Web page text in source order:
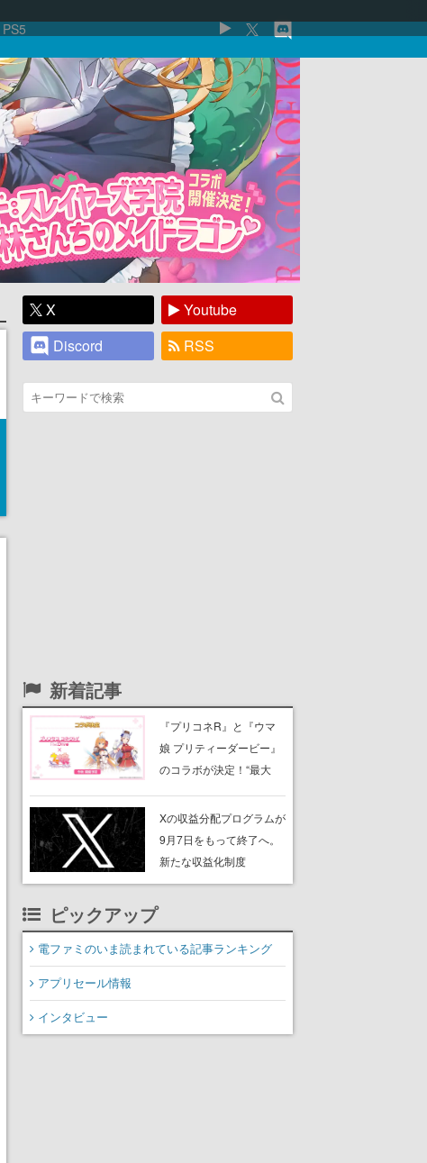
PS5
X
Youtube
Discord
RSS
新着記事
『プリコネR』と『ウマ
娘 プリティーダービー』
のコラボが決定！“最大
ンペーンなども発表
Xの収益分配プログラムが
9月7日をもって終了へ。
新たな収益化制度
「Original Content
ピックアップ
電ファミのいま読まれている記事ランキング
アプリセール情報
インタビュー